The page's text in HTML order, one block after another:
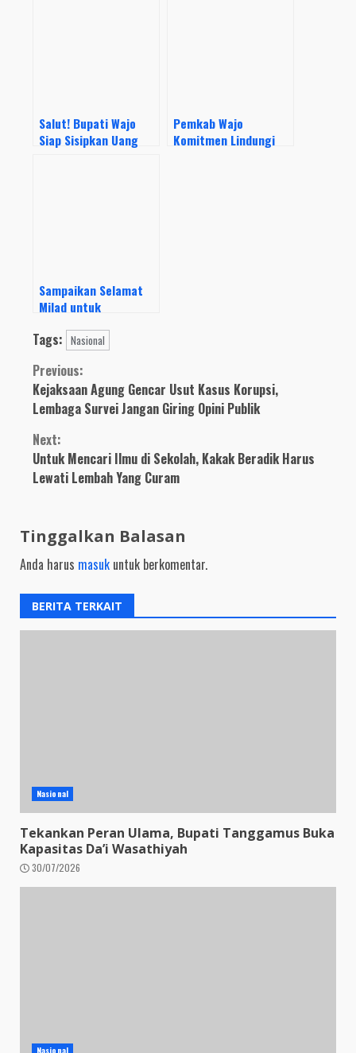
Salut! Bupati Wajo
Siap Sisipkan Uang
Pemkab Wajo
Komitmen Lindungi
Sampaikan Selamat
Milad untuk
Bupati Wajo: Tetap
Optimistis dalam
Kebersamaan
Tags: Nasional
Continue
Reading
Previous:
Kejaksaan Agung Gencar Usut Kasus Korupsi,
Lembaga Survei Jangan Giring Opini Publik
Next:
Untuk Mencari Ilmu di Sekolah, Kakak Beradik Harus
Lewati Lembah Yang Curam
Tinggalkan Balasan
Anda harus masuk untuk berkomentar.
BERITA TERKAIT
Nasional
Tekankan Peran Ulama, Bupati Tanggamus Buka
Kapasitas Da’i Wasathiyah
30/07/2026
Nasional